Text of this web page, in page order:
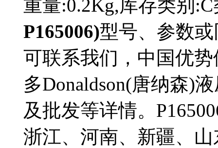
重量:0.2Kg,库存类别
P165006)型号、参数
可联系我们，中国优
多Donaldson(唐纳森)
及批发等详情。
浙江、河南、新疆、